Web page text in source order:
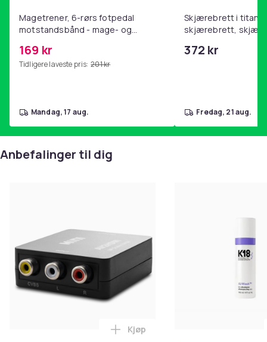
Magetrener, 6-rørs fotpedal
motstandsbånd - mage- og
hjemmegymnastikk Pink
169 kr
Tidligere laveste pris: 201 kr
mandag, 17 aug.
Skjærebrett i titan,
skjærebrett,
372 kr
fredag, 21 aug.
Anbefalinger til dig
Legg RCA til HDMI Converter
Kjøp